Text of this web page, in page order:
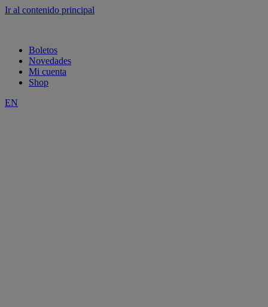
Ir al contenido principal
Boletos
Novedades
Mi cuenta
Shop
EN